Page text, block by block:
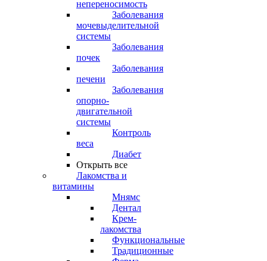
непереносимость
Заболевания
мочевыделительной
системы
Заболевания
почек
Заболевания
печени
Заболевания
опорно-
двигательной
системы
Контроль
веса
Диабет
Открыть все
Лакомства и
витамины
Мнямс
Дентал
Крем-
лакомства
Функциональные
Традиционные